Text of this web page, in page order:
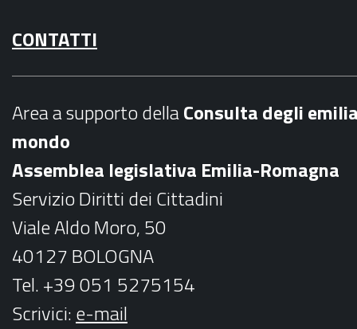
c
e
k
s
t
a
m
CONTATTI
Area a supporto dellaConsulta degli
mondo
Assemblea legislativa Emilia-Romagna
Servizio Diritti dei Cittadini
Viale Aldo Moro, 50
40127 BOLOGNA
Tel. +39 051 5275154
Scrivici:e-mail